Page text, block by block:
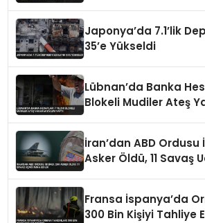
Japonya’da 7.1’lik
35’e Yükseldi
Lübnan’da Banka
Blokeli Mudiler Ateş
İran’dan ABD Ordusu
Asker Öldü, 11 Savaş
Fransa İspanya’da
300 Bin Kişiyi Tahliye